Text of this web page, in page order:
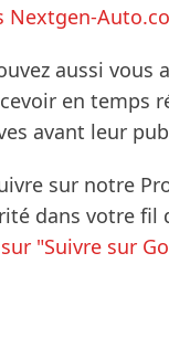
Nextgen-
aussi vous
en temps
avant leur
sur notre
dans votre fil
"Suivre sur